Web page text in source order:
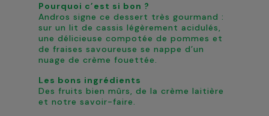
Pourquoi c’est si bon ?
Andros signe ce dessert très gourmand :
sur un lit de cassis légèrement acidulés,
une délicieuse compotée de pommes et
de fraises savoureuse se nappe d’un
nuage de crème fouettée.
Les bons ingrédients
Des fruits bien mûrs, de la crème laitière
et notre savoir-faire.